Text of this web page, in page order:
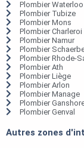
Plombier Waterloo
Plombier Tubize
Plombier Mons
Plombier Charleroi
Plombier Namur
Plombier
Plombier Rhode-
Plombier Ath
Plombier Liège
Plombier Arlon
Plombier Manage
Plombier
Plombier Genval
Autres zones